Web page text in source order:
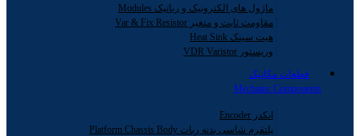
ماژول های الکترونیک و رباتیک Modules
مقاومت ثابت و متغیر Var & Fix Resistor
هیت سینک Heat Sink
وریستور VDR Varistor
قطعات مکانیک
Mechanic Components
انکدر Encoder
پلتفرم شاسی بدنه ربات Platform Chassis Body